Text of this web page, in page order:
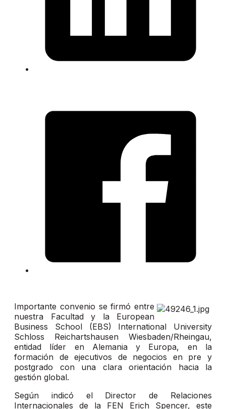
Importante convenio se firmó entre
nuestra Facultad y la European
Business School (EBS) International University
Schloss Reichartshausen Wiesbaden/Rheingau,
entidad líder en Alemania y Europa, en la
formación de ejecutivos de negocios en pre y
postgrado con una clara orientación hacia la
gestión global.
Según indicó el Director de Relaciones
Internacionales de la FEN Erich Spencer, este